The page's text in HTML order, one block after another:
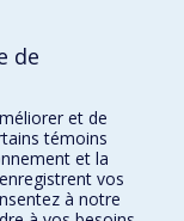
de
et de
témoins
et la
vos
à notre